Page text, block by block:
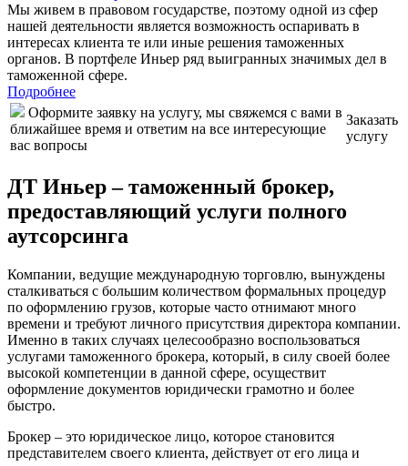
Мы живем в правовом государстве, поэтому одной из сфер
нашей деятельности является возможность оспаривать в
интересах клиента те или иные решения таможенных
органов. В портфеле Иньер ряд выигранных значимых дел в
таможенной сфере.
Подробнее
Оформите заявку на услугу, мы свяжемся с вами в
ближайшее время и ответим на все интересующие
вас вопросы
Заказать
услугу
ДТ Иньер – таможенный брокер,
предоставляющий услуги полного
аутсорсинга
Компании, ведущие международную торговлю, вынуждены
сталкиваться с большим количеством формальных процедур
по оформлению грузов, которые часто отнимают много
времени и требуют личного присутствия директора компании.
Именно в таких случаях целесообразно воспользоваться
услугами таможенного брокера, который, в силу своей более
высокой компетенции в данной сфере, осуществит
оформление документов юридически грамотно и более
быстро.
Брокер – это юридическое лицо, которое становится
представителем своего клиента, действует от его лица и